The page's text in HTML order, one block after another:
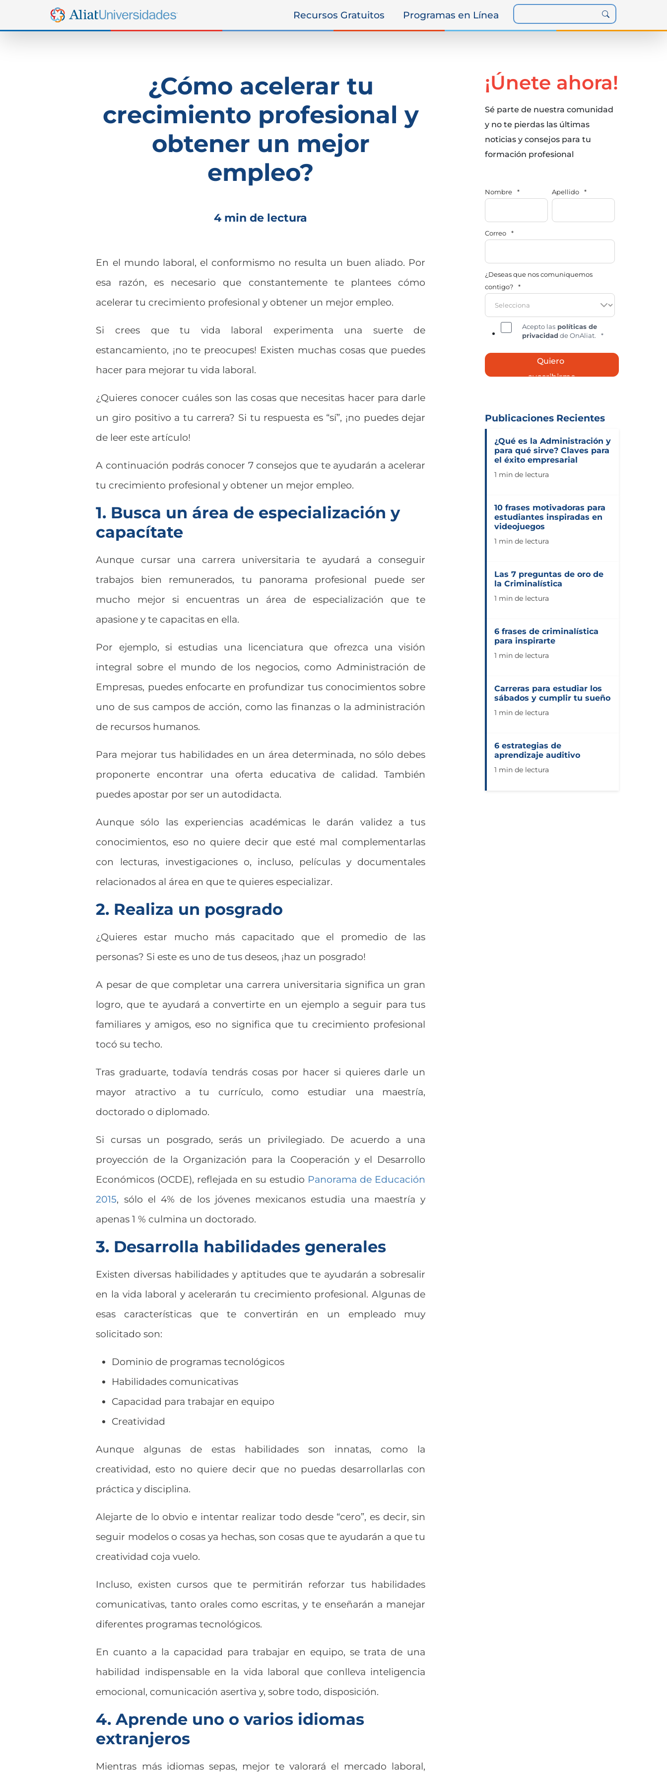
Recursos Gratuitos Programas en Línea
¿Cómo acelerar tu
crecimiento profesional y
obtener un mejor
empleo?
4 min de lectura
En el mundo laboral, el conformismo no resulta un buen aliado. Por
esa razón, es necesario que constantemente te plantees cómo
acelerar tu crecimiento profesional y obtener un mejor empleo.
Si crees que tu vida laboral experimenta una suerte de
estancamiento, ¡no te preocupes! Existen muchas cosas que puedes
hacer para mejorar tu vida laboral.
¿Quieres conocer cuáles son las cosas que necesitas hacer para darle
un giro positivo a tu carrera? Si tu respuesta es “sí”, ¡no puedes dejar
de leer este artículo!
A continuación podrás conocer 7 consejos que te ayudarán a acelerar
tu crecimiento profesional y obtener un mejor empleo.
1. Busca un área de especialización y
capacítate
Aunque cursar una carrera universitaria te ayudará a conseguir
trabajos bien remunerados, tu panorama profesional puede ser
mucho mejor si encuentras un área de especialización que te
apasione y te capacitas en ella.
Por ejemplo, si estudias una licenciatura que ofrezca una visión
integral sobre el mundo de los negocios, como Administración de
Empresas, puedes enfocarte en profundizar tus conocimientos sobre
uno de sus campos de acción, como las finanzas o la administración
de recursos humanos.
Para mejorar tus habilidades en un área determinada, no sólo debes
proponerte encontrar una oferta educativa de calidad. También
puedes apostar por ser un autodidacta.
Aunque sólo las experiencias académicas le darán validez a tus
conocimientos, eso no quiere decir que esté mal complementarlas
con lecturas, investigaciones o, incluso, películas y documentales
relacionados al área en que te quieres especializar.
2. Realiza un posgrado
¿Quieres estar mucho más capacitado que el promedio de las
personas? Si este es uno de tus deseos, ¡haz un posgrado!
A pesar de que completar una carrera universitaria significa un gran
logro, que te ayudará a convertirte en un ejemplo a seguir para tus
familiares y amigos, eso no significa que tu crecimiento profesional
tocó su techo.
Tras graduarte, todavía tendrás cosas por hacer si quieres darle un
mayor atractivo a tu currículo, como estudiar una maestría,
doctorado o diplomado.
Si cursas un posgrado, serás un privilegiado. De acuerdo a una
proyección de la Organización para la Cooperación y el Desarrollo
Económicos (OCDE), reflejada en su estudio Panorama de Educación
2015, sólo el 4% de los jóvenes mexicanos estudia una maestría y
apenas 1 % culmina un doctorado.
3. Desarrolla habilidades generales
Existen diversas habilidades y aptitudes que te ayudarán a sobresalir
en la vida laboral y acelerarán tu crecimiento profesional. Algunas de
esas características que te convertirán en un empleado muy
solicitado son:
Dominio de programas tecnológicos
Habilidades comunicativas
Capacidad para trabajar en equipo
Creatividad
Aunque algunas de estas habilidades son innatas, como la
creatividad, esto no quiere decir que no puedas desarrollarlas con
práctica y disciplina.
Alejarte de lo obvio e intentar realizar todo desde “cero”, es decir, sin
seguir modelos o cosas ya hechas, son cosas que te ayudarán a que tu
creatividad coja vuelo.
Incluso, existen cursos que te permitirán reforzar tus habilidades
comunicativas, tanto orales como escritas, y te enseñarán a manejar
diferentes programas tecnológicos.
En cuanto a la capacidad para trabajar en equipo, se trata de una
habilidad indispensable en la vida laboral que conlleva inteligencia
emocional, comunicación asertiva y, sobre todo, disposición.
4. Aprende uno o varios idiomas
extranjeros
Mientras más idiomas sepas, mejor te valorará el mercado laboral,
¡Únete ahora!
Sé parte de nuestra comunidad
y no te pierdas las últimas
noticias y consejos para tu
formación profesional
Nombre * Apellido *
Correo *
¿Deseas que nos comuniquemos
contigo?
*
Acepto las políticas de
privacidad de OnAliat. *
Publicaciones Recientes
¿Qué es la Administración y
para qué sirve? Claves para
el éxito empresarial
1 min de lectura
10 frases motivadoras para
estudiantes inspiradas en
videojuegos
1 min de lectura
Las 7 preguntas de oro de
la Criminalística
1 min de lectura
6 frases de criminalística
para inspirarte
1 min de lectura
Carreras para estudiar los
sábados y cumplir tu sueño
1 min de lectura
6 estrategias de
aprendizaje auditivo
1 min de lectura